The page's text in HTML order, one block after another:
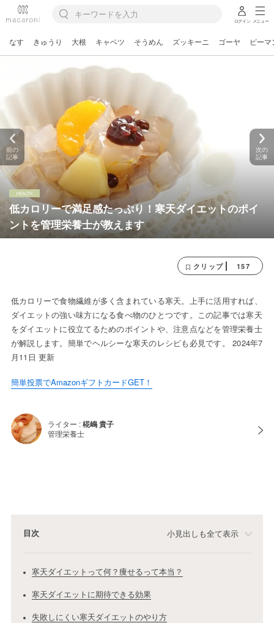
ログイン メニュー
なす きゅうり 大根 キャベツ そうめん ズッキーニ ゴーヤ ピーマ
低カロリーで満足感たっぷり！寒天ダイエットのポイ
ントを管理栄養士が教えます
前の
記事
次の
記事
クリップ 157
低カロリーで食物繊維が多く含まれている寒天。上手に活用すれば、
ダイエットの強い味方になる食べ物のひとつです。この記事では寒天
をダイエットに役立てるためのポイントや、注意点などを管理栄養士
が解説します。簡単でヘルシーな寒天のレシピも必見です。 2024年7
月11日 更新
簡単投票でAmazonギフトカードGET！
ライター :椛嶋 貴子
管理栄養士
目次 小見出しも全て表示
寒天ダイエットって何？痩せるって本当？
寒天ダイエットに期待できる効果
失敗しにくい寒天ダイエットのやり方